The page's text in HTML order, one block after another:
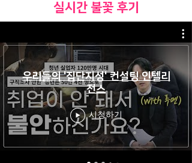
​실시간 불꽃 후기
우리들의 '집단지성' 컨설팅 인텔리
전스
시청하기